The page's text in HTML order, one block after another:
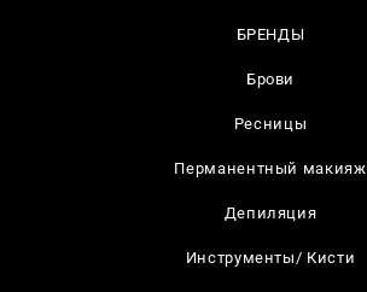
БРЕНДЫ
Брови
Ресницы
Перманентный макияж
Депиляция
Инструменты/ Кисти